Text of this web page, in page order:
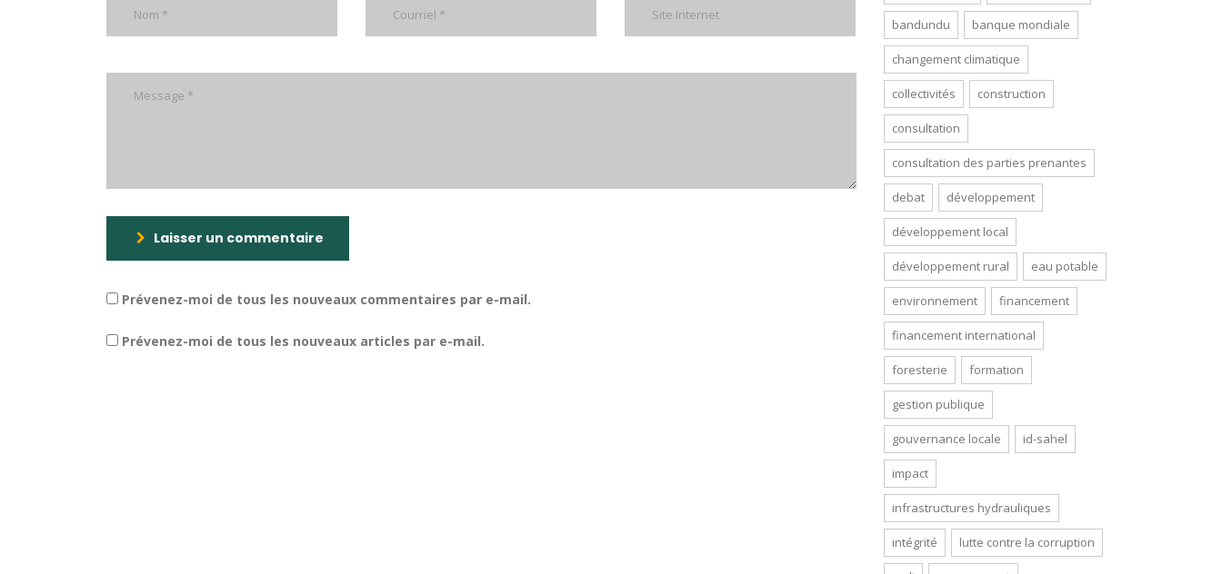
Laisser un commentaire
Prévenez-moi de tous les nouveaux commentaires par e-mail.
Prévenez-moi de tous les nouveaux articles par e-mail.
bandundu banque mondiale
changement climatique
collectivités construction
consultation
consultation des parties prenantes
debat développement
développement local
développement rural eau potable
environnement financement
financement international
foresterie formation
gestion publique
gouvernance locale id-sahel
impact
infrastructures hydrauliques
intégrité lutte contre la corruption